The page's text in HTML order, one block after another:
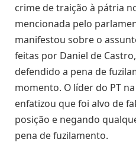
crime de traição à pátria
mencionada pelo
manifestou sobre o
feitas por Daniel de
defendido a pena de
momento. O líder do PT
enfatizou que foi alvo de
posição e negando
pena de fuzilamento.